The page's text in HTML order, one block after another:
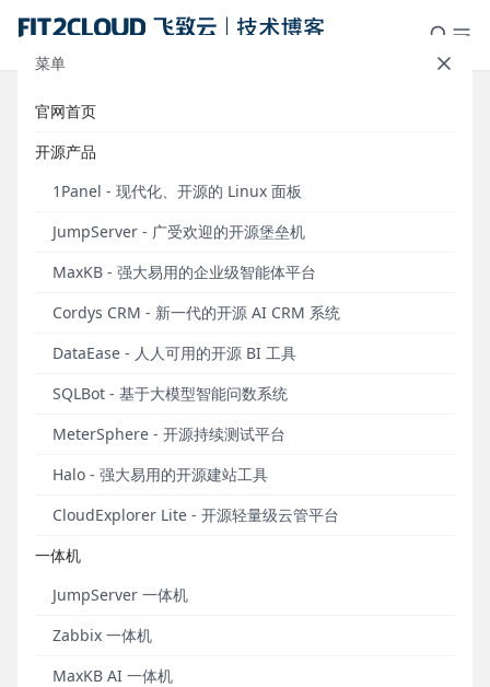
菜单
官网首页
开源产品
1Panel - 现代化、开源的 Linux 面板
JumpServer - 广受欢迎的开源堡垒机
MaxKB - 强大易用的企业级智能体平台
Cordys CRM - 新一代的开源 AI CRM 系统
DataEase - 人人可用的开源 BI 工具
SQLBot - 基于大模型智能问数系统
MeterSphere - 开源持续测试平台
Halo - 强大易用的开源建站工具
CloudExplorer Lite - 开源轻量级云管平台
一体机
JumpServer 一体机
Zabbix 一体机
MaxKB AI 一体机
1Panel应用推荐：Bytebase开源数
据库DevOps解决方案
代化、开源的Linux服务器运维管理面板，它致力于通
过开源的方式，帮助用户简化建站与运维管理流程。
1Panel特别开通应用商店，精选各类高质量的开源工
具和应用软件，为用户的应用安装与升级操作提供便
并且定期更新维护，基本涵盖了大部分用户的基本装
机需求。自2024年1月起，1Panel开源项目组特别开
藏开源软件。
本期推荐应用